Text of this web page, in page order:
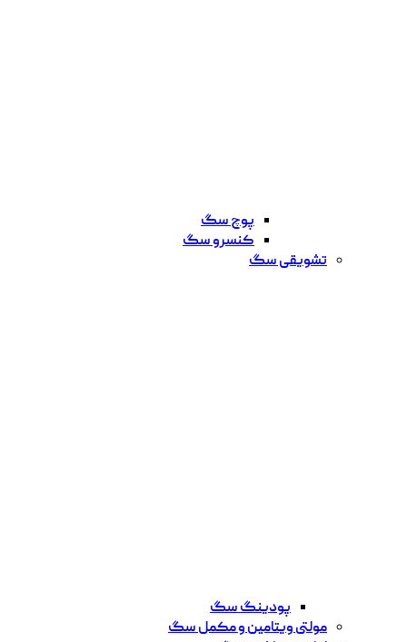
پوچ سگ
کنسرو سگ
تشویقی سگ
پودینگ سگ
مولتی ویتامین و مکمل سگ